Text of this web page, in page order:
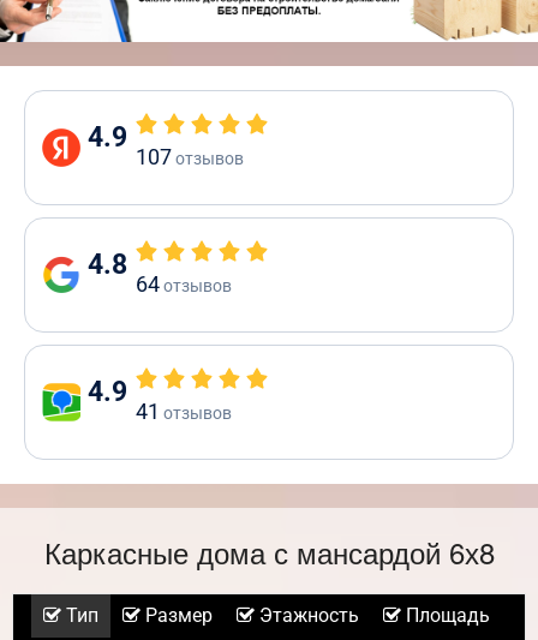
4.9
107отзывов
4.8
64отзывов
4.9
41 отзывов
Каркасные дома с мансардой 6х8
Тип Размер Этажность
Площадь